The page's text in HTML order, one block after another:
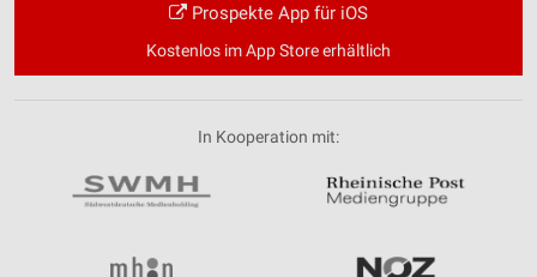
Prospekte App für iOS
Kostenlos im App Store erhältlich
In Kooperation mit: